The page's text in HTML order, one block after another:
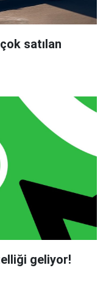
satılan
geliyor!